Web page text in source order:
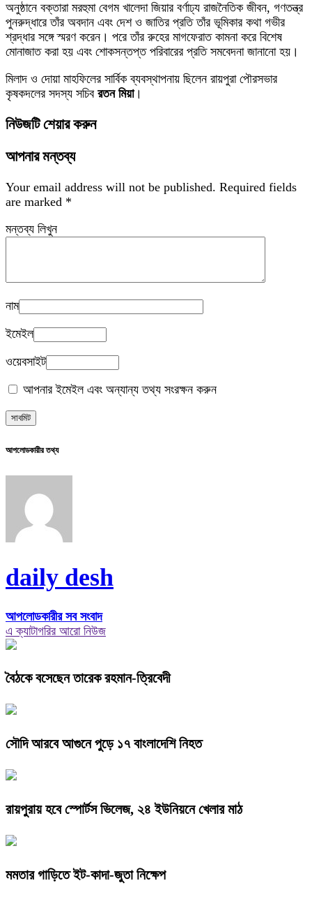
অনুষ্ঠানে বক্তারা মরহুমা বেগম খালেদা জিয়ার বর্ণাঢ্য রাজনৈতিক জীবন, গণতন্ত্র
পুনরুদ্ধারে তাঁর অবদান এবং দেশ ও জাতির প্রতি তাঁর ভূমিকার কথা গভীর
শ্রদ্ধার সঙ্গে স্মরণ করেন। পরে তাঁর রুহের মাগফেরাত কামনা করে বিশেষ
মোনাজাত করা হয় এবং শোকসন্তপ্ত পরিবারের প্রতি সমবেদনা জানানো হয়।
মিলাদ ও দোয়া মাহফিলের সার্বিক ব্যবস্থাপনায় ছিলেন রায়পুরা পৌরসভার
কৃষকদলের সদস্য সচিব রতন মিয়া।
নিউজটি শেয়ার করুন
আপনার মন্তব্য
Your email address will not be published. Required fields
are marked *
মন্তব্য লিখুন
নাম
ইমেইল
ওয়েবসাইট
আপনার ইমেইল এবং অন্যান্য তথ্য সংরক্ষন করুন
আপলোডকারীর তথ্য
daily desh
আপলোডকারীর সব সংবাদ
এ ক্যাটাগরির আরো নিউজ
বৈঠকে বসেছেন তারেক রহমান-ত্রিবেদী
সৌদি আরবে আগুনে পুড়ে ১৭ বাংলাদেশি নিহত
রায়পুরায় হবে স্পোর্টস ভিলেজ, ২৪ ইউনিয়নে খেলার মাঠ
মমতার গাড়িতে ইট-কাদা-জুতা নিক্ষেপ